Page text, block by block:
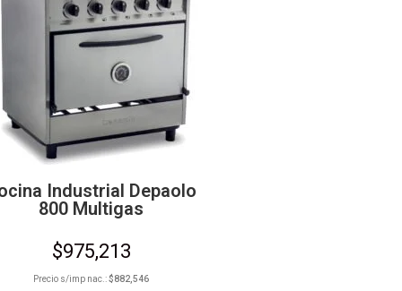
Industrial Depaolo
800 Multigas
$975,213
Precio s/imp nac.:$882,546